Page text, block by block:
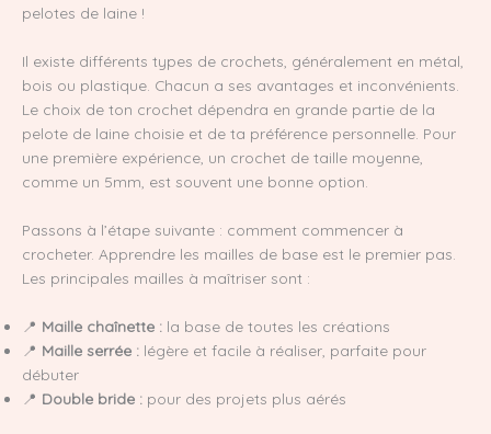
pelotes de laine !
Il existe différents types de crochets, généralement en métal,
bois ou plastique. Chacun a ses avantages et inconvénients.
Le choix de ton crochet dépendra en grande partie de la
pelote de laine choisie et de ta préférence personnelle. Pour
une première expérience, un crochet de taille moyenne,
comme un 5mm, est souvent une bonne option.
Passons à l’étape suivante : comment commencer à
crocheter. Apprendre les mailles de base est le premier pas.
Les principales mailles à maîtriser sont :
📍 Maille chaînette : la base de toutes les créations
📍 Maille serrée : légère et facile à réaliser, parfaite pour
débuter
📍 Double bride : pour des projets plus aérés